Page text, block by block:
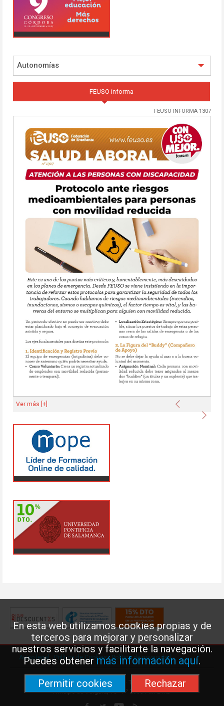
En esta web utilizamos cookies propias y de
terceros para mejorar y personalizar
nuestros servicios y facilitarte la navegación.
Puedes obtenermás información aquí.
Permitir cookies
Rechazar
Autonomías
FEUSO informa
FEUSO INFORMA 1307
Anterior
Ver más [+]
Aviso legal·Política de Cookies·Política de privacidad
Federación de Enseñanza de USO · Teléfono: 91 577 41 13 ·
Príncipe de Vergara, 13 · 7º 28001 MADRID